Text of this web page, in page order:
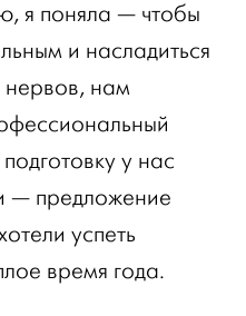
я поняла — чтобы
и насладиться
нервов, нам
у нас
— предложение
успеть
время года.